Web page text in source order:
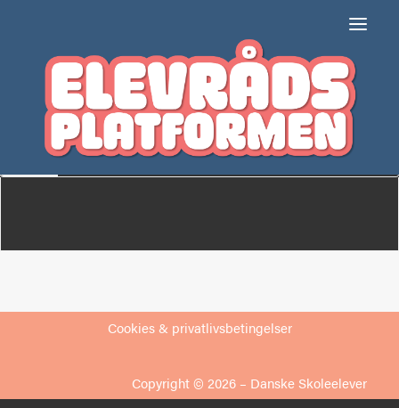
Skjern Folkeskole, afd.
Klostervej
Medlemmer
Cookies & privatlivsbetingelser
Copyright © 2026 – Danske Skoleelever